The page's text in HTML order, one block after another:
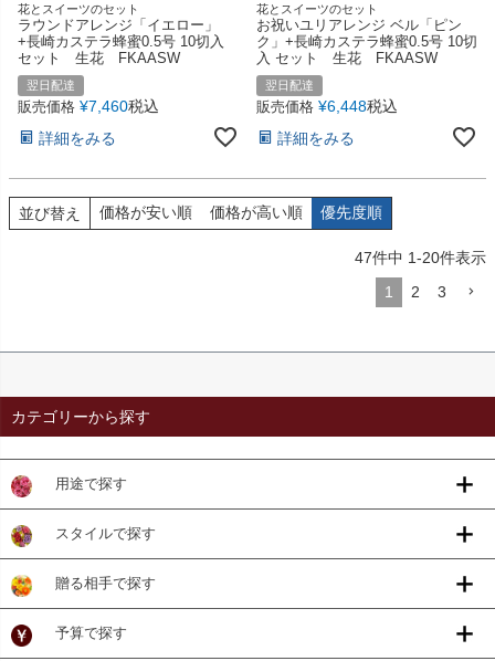
花とスイーツのセット
ラウンドアレンジ「イエロー」
+長崎カステラ蜂蜜0.5号 10切入
セット 生花 FKAASW
翌日配達
販売価格 ¥7,460税込
詳細をみる
花とスイーツのセット
お祝いユリアレンジ ベル「ピン
ク」+長崎カステラ蜂蜜0.5号 10切
入 セット 生花 FKAASW
翌日配達
販売価格 ¥6,448税込
詳細をみる
並び替え 価格が安い順 価格が高い順 優先度順
47件中 1-20件表示
1
2 3
カテゴリーから探す
用途で探す
スタイルで探す
贈る相手で探す
予算で探す